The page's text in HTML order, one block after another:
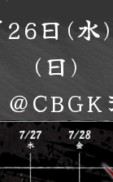
日(水
(日)
CBGK